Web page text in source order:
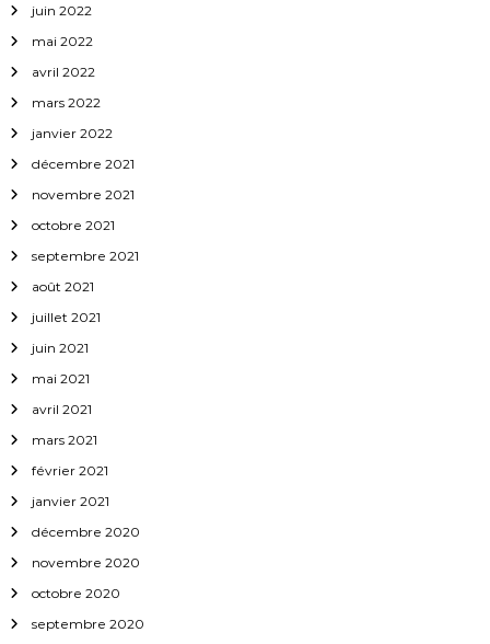
juin 2022
mai 2022
avril 2022
mars 2022
janvier 2022
décembre 2021
novembre 2021
octobre 2021
septembre 2021
août 2021
juillet 2021
juin 2021
mai 2021
avril 2021
mars 2021
février 2021
janvier 2021
décembre 2020
novembre 2020
octobre 2020
septembre 2020